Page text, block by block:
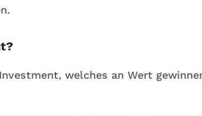
welches an Wert